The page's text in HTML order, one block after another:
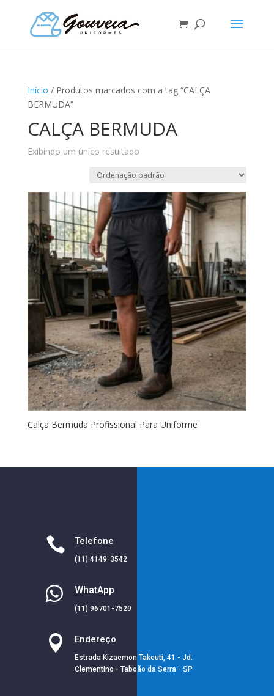
Início / Produtos marcados com a tag “CALÇA
BERMUDA”
CALÇA BERMUDA
Exibindo um único resultado
Calça Bermuda Profissional Para Uniforme
 Telefone
(11) 4149-3542
 WhatApp
(11) 96701-7529
 Endereço
Estrada Kizaemon Takeuti, 41 - Jd.
Clementino - Taboão da Serra - SP